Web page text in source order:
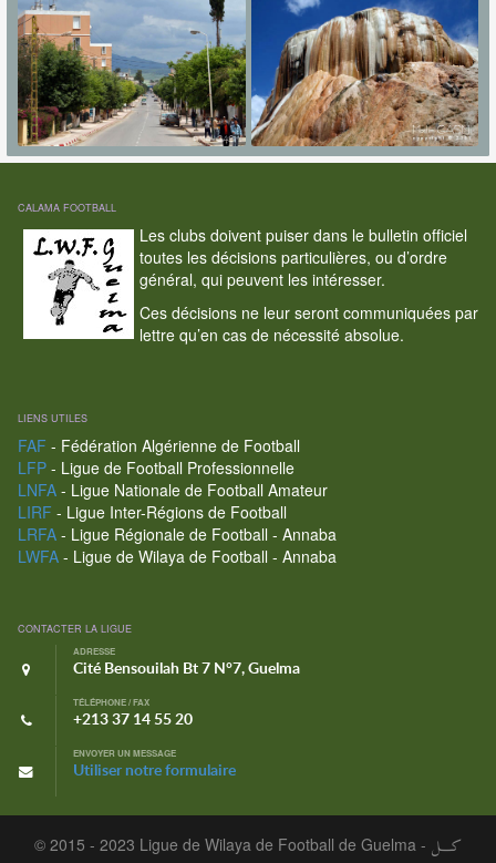
CALAMA FOOTBALL
Les clubs doivent puiser dans le bulletin officiel
toutes les décisions particulières, ou d’ordre
général, qui peuvent les intéresser.
Ces décisions ne leur seront communiquées par
lettre qu’en cas de nécessité absolue.
LIENS UTILES
FAF - Fédération Algérienne de Football
LFP- Ligue de Football Professionnelle
LNFA- Ligue Nationale de Football Amateur
LIRF - Ligue Inter-Régions de Football
LRFA- Ligue Régionale de Football - Annaba
LWFA- Ligue de Wilaya de Football - Annaba
CONTACTER LA LIGUE
ADRESSE
Cité Bensouilah Bt 7 N°7, Guelma
TÉLÉPHONE / FAX
+213 37 14 55 20
ENVOYER UN MESSAGE
Utiliser notre formulaire
© 2015 - 2023 Ligue de Wilaya de Football de Guelma - كـــل